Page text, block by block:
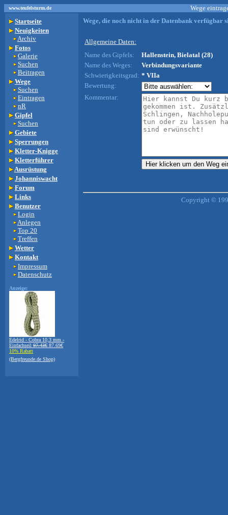
www.teufelsturm.de
Wege
Startseite
Neuigkeiten
Archiv
Fotos
Galerie
Suchen
Beitragen
Wege
Suchen
Eintragen
nR
Gipfel
Suchen
Gebiete
Sperrungen
Kletter-Knigge
Kletterführer
Ausrüstung
Johanniswacht
Forum
Links
Benutzer
Login
Anlegen
Top 20
Treffen
Wetter
Kontakt
Impressum
Datenschutz
Anzeige:
Edelrid - Cobra 10,3 mm -
Einfachseil 97.43€ 87.69€
10% Rabatt
(Bergfreunde.de Shop)
Wege, die noch nicht in der Datenbank verfügbar
Allgemeine Daten:
Name des Gipfels:
Hallenstein, Bielatal (28)
Name des Weges:
Verbindungsvariante
Schwierigkeitsgrad: * VIIa
Bewertung:
Kommentar:
Copyright ©